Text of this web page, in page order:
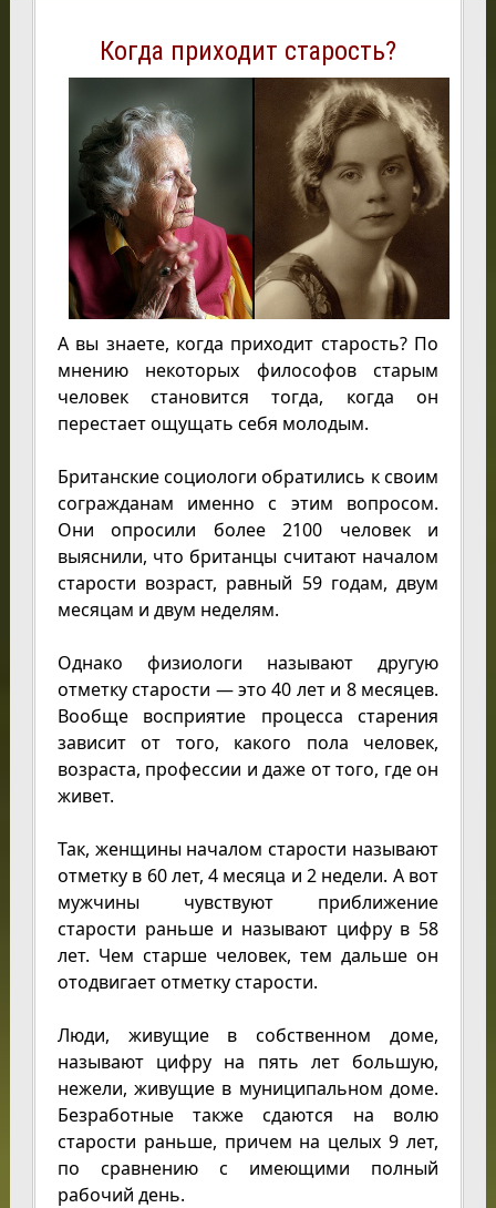
Когда приходит старость?
А вы знаете, когда приходит старость? По
мнению некоторых философов старым
человек становится тогда, когда он
перестает ощущать себя молодым.
Британские социологи обратились к своим
согражданам именно с этим вопросом.
Они опросили более 2100 человек и
выяснили, что британцы считают началом
старости возраст, равный 59 годам, двум
месяцам и двум неделям.
Однако физиологи называют другую
отметку старости — это 40 лет и 8 месяцев.
Вообще восприятие процесса старения
зависит от того, какого пола человек,
возраста, профессии и даже от того, где он
живет.
Так, женщины началом старости называют
отметку в 60 лет, 4 месяца и 2 недели. А вот
мужчины чувствуют приближение
старости раньше и называют цифру в 58
лет. Чем старше человек, тем дальше он
отодвигает отметку старости.
Люди, живущие в собственном доме,
называют цифру на пять лет большую,
нежели, живущие в муниципальном доме.
Безработные также сдаются на волю
старости раньше, причем на целых 9 лет,
по сравнению с имеющими полный
рабочий день.